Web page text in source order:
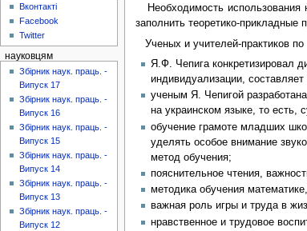
Необходимость использования
заполнить теоретико-
Ученых и учителей-практиков
Я.Ф. Чепига конкретизировал
индивидуализации,
ученым Я. Чепигой
на украинском языке, то есть,
обучение грамоте младших
уделять особое внимание
метод обучения;
пояснительное чтения,
методика обучения
важная роль игры и труда в
нравственное и трудовое
Вконтакті
Facebook
Twitter
науковцям
Збірник наук. праць. -
Випуск 17
Збірник наук. праць. -
Випуск 16
Збірник наук. праць. -
Випуск 15
Збірник наук. праць. -
Випуск 14
Збірник наук. праць. -
Випуск 13
Збірник наук. праць. -
Випуск 12